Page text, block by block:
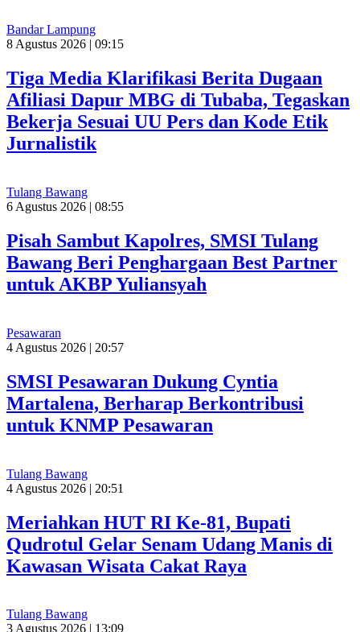
Bandar Lampung
8 Agustus 2026 | 09:15
Tiga Media Klarifikasi Berita Dugaan
Afiliasi Dapur MBG di Tubaba, Tegaskan
Bekerja Sesuai UU Pers dan Kode Etik
Jurnalistik
Tulang Bawang
6 Agustus 2026 | 08:55
Pisah Sambut Kapolres, SMSI Tulang
Bawang Beri Penghargaan Best Partner
untuk AKBP Yuliansyah
Pesawaran
4 Agustus 2026 | 20:57
SMSI Pesawaran Dukung Cyntia
Martalena, Berharap Berkontribusi
untuk KNMP Pesawaran
Tulang Bawang
4 Agustus 2026 | 20:51
Meriahkan HUT RI Ke-81, Bupati
Qudrotul Gelar Senam Udang Manis di
Kawasan Wisata Cakat Raya
Tulang Bawang
3 Agustus 2026 | 13:09